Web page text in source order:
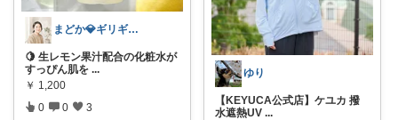
まどか💎ギリギリアラサーOL
🍋 生レモン果汁配合の化粧水が
すっぴん肌を ...
￥ 1,200
0 0 3
ゆり
【KEYUCA公式店】ケユカ 撥
水遮熱UV ...